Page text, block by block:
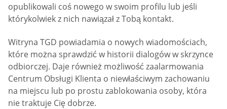
opublikowali coś nowego w swoim profilu lub jeśli
którykolwiek z nich nawiązał z Tobą kontakt.
Witryna TGD powiadamia o nowych wiadomościach,
które można sprawdzić w historii dialogów w skrzynce
odbiorczej. Daje również możliwość zaalarmowania
Centrum Obsługi Klienta o niewłaściwym zachowaniu
na miejscu lub po prostu zablokowania osoby, która
nie traktuje Cię dobrze.